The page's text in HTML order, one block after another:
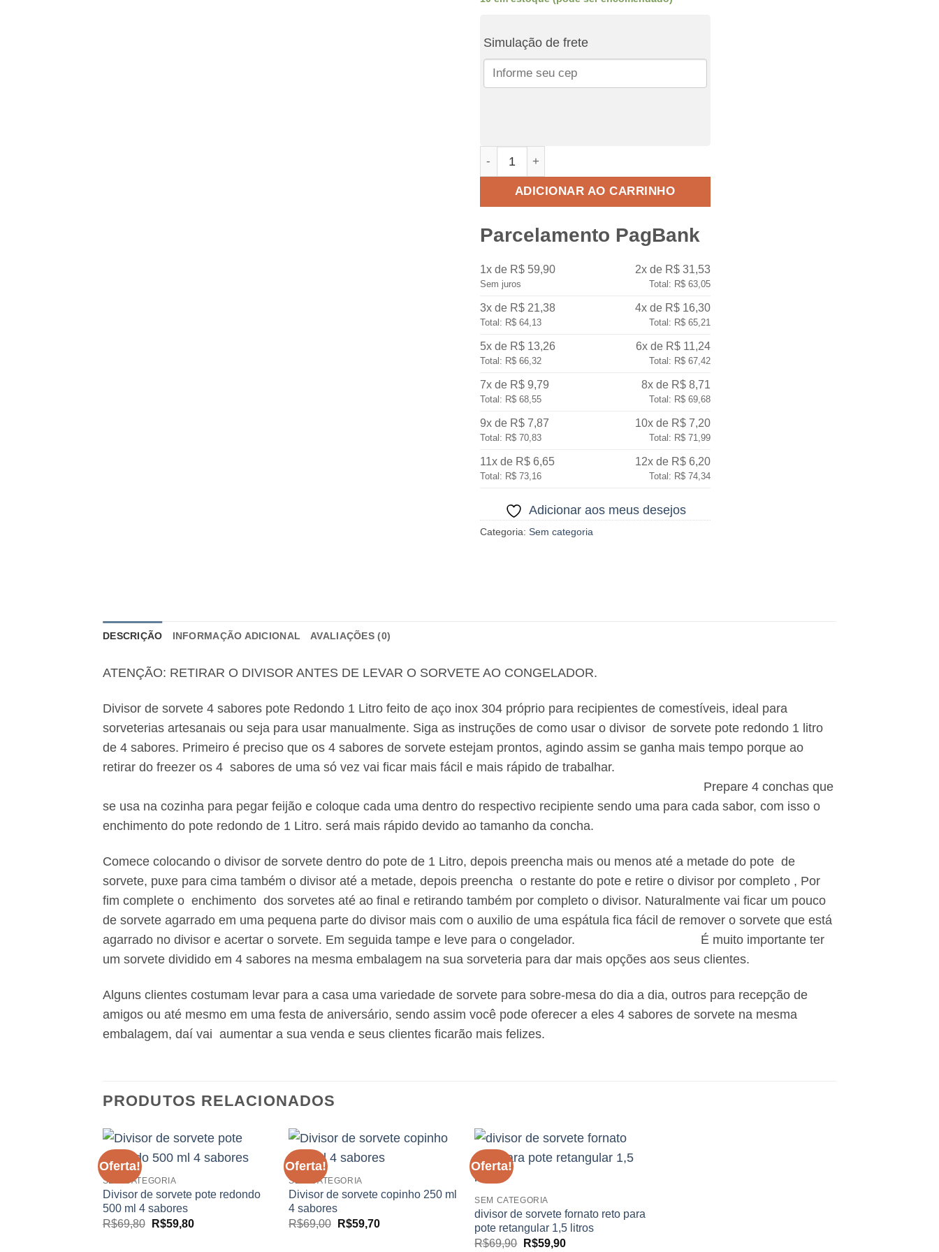
R$69,90. R$59,90.
Simulação de frete
ADICIONAR AO CARRINHO
Parcelamento PagBank
1x de R$ 59,90
Sem juros
2x de R$ 31,53
Total: R$ 63,05
3x de R$ 21,38
Total: R$ 64,13
4x de R$ 16,30
Total: R$ 65,21
5x de R$ 13,26
Total: R$ 66,32
6x de R$ 11,24
Total: R$ 67,42
7x de R$ 9,79
Total: R$ 68,55
8x de R$ 8,71
Total: R$ 69,68
9x de R$ 7,87
Total: R$ 70,83
10x de R$ 7,20
Total: R$ 71,99
11x de R$ 6,65
Total: R$ 73,16
12x de R$ 6,20
Total: R$ 74,34
Adicionar aos meus desejos
Categoria: Sem categoria
DESCRIÇÃO INFORMAÇÃO ADICIONAL AVALIAÇÕES (0)
ATENÇÃO: RETIRAR O DIVISOR ANTES DE LEVAR O SORVETE AO CONGELADOR.
Divisor de sorvete 4 sabores pote Redondo 1 Litro feito de aço inox 304 próprio para recipientes de comestíveis, ideal para
sorveterias artesanais ou seja para usar manualmente. Siga as instruções de como usar o divisor de sorvete pote redondo 1 litro
de 4 sabores. Primeiro é preciso que os 4 sabores de sorvete estejam prontos, agindo assim se ganha mais tempo porque ao
retirar do freezer os 4 sabores de uma só vez vai ficar mais fácil e mais rápido de trabalhar.
Prepare 4 conchas que
se usa na cozinha para pegar feijão e coloque cada uma dentro do respectivo recipiente sendo uma para cada sabor, com isso o
enchimento do pote redondo de 1 Litro. será mais rápido devido ao tamanho da concha.
Comece colocando o divisor de sorvete dentro do pote de 1 Litro, depois preencha mais ou menos até a metade do pote de
sorvete, puxe para cima também o divisor até a metade, depois preencha o restante do pote e retire o divisor por completo , Por
fim complete o enchimento dos sorvetes até ao final e retirando também por completo o divisor. Naturalmente vai ficar um pouco
de sorvete agarrado em uma pequena parte do divisor mais com o auxilio de uma espátula fica fácil de remover o sorvete que está
agarrado no divisor e acertar o sorvete. Em seguida tampe e leve para o congelador. É muito importante ter
um sorvete dividido em 4 sabores na mesma embalagem na sua sorveteria para dar mais opções aos seus clientes.
Alguns clientes costumam levar para a casa uma variedade de sorvete para sobre-mesa do dia a dia, outros para recepção de
amigos ou até mesmo em uma festa de aniversário, sendo assim você pode oferecer a eles 4 sabores de sorvete na mesma
embalagem, daí vai aumentar a sua venda e seus clientes ficarão mais felizes.
PRODUTOS RELACIONADOS
Oferta!
meus
SEM CATEGORIA
Divisor de sorvete pote redondo
500 ml 4 sabores
R$69,80
O
R$59,80O
Oferta!
meus
SEM CATEGORIA
Divisor de sorvete copinho 250 ml
4 sabores
R$69,00 O
R$59,70O
Oferta!
SEM CATEGORIA
divisor de sorvete fornato reto para
pote retangular 1,5 litros
R$69,90 O
R$59,90O